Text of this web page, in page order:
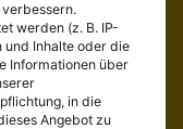
verbessern.
werden (z. B. IP-
und Inhalte oder die
Informationen über
in die
Angebot zu